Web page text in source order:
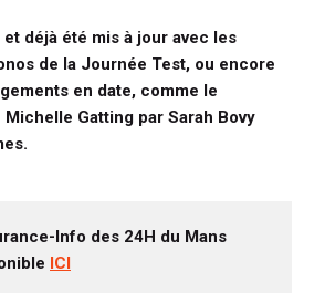
déjà été mis à jour avec les
de la Journée Test, ou encore
en date, comme le
Gatting par Sarah Bovy
Info des 24H du Mans
ICI